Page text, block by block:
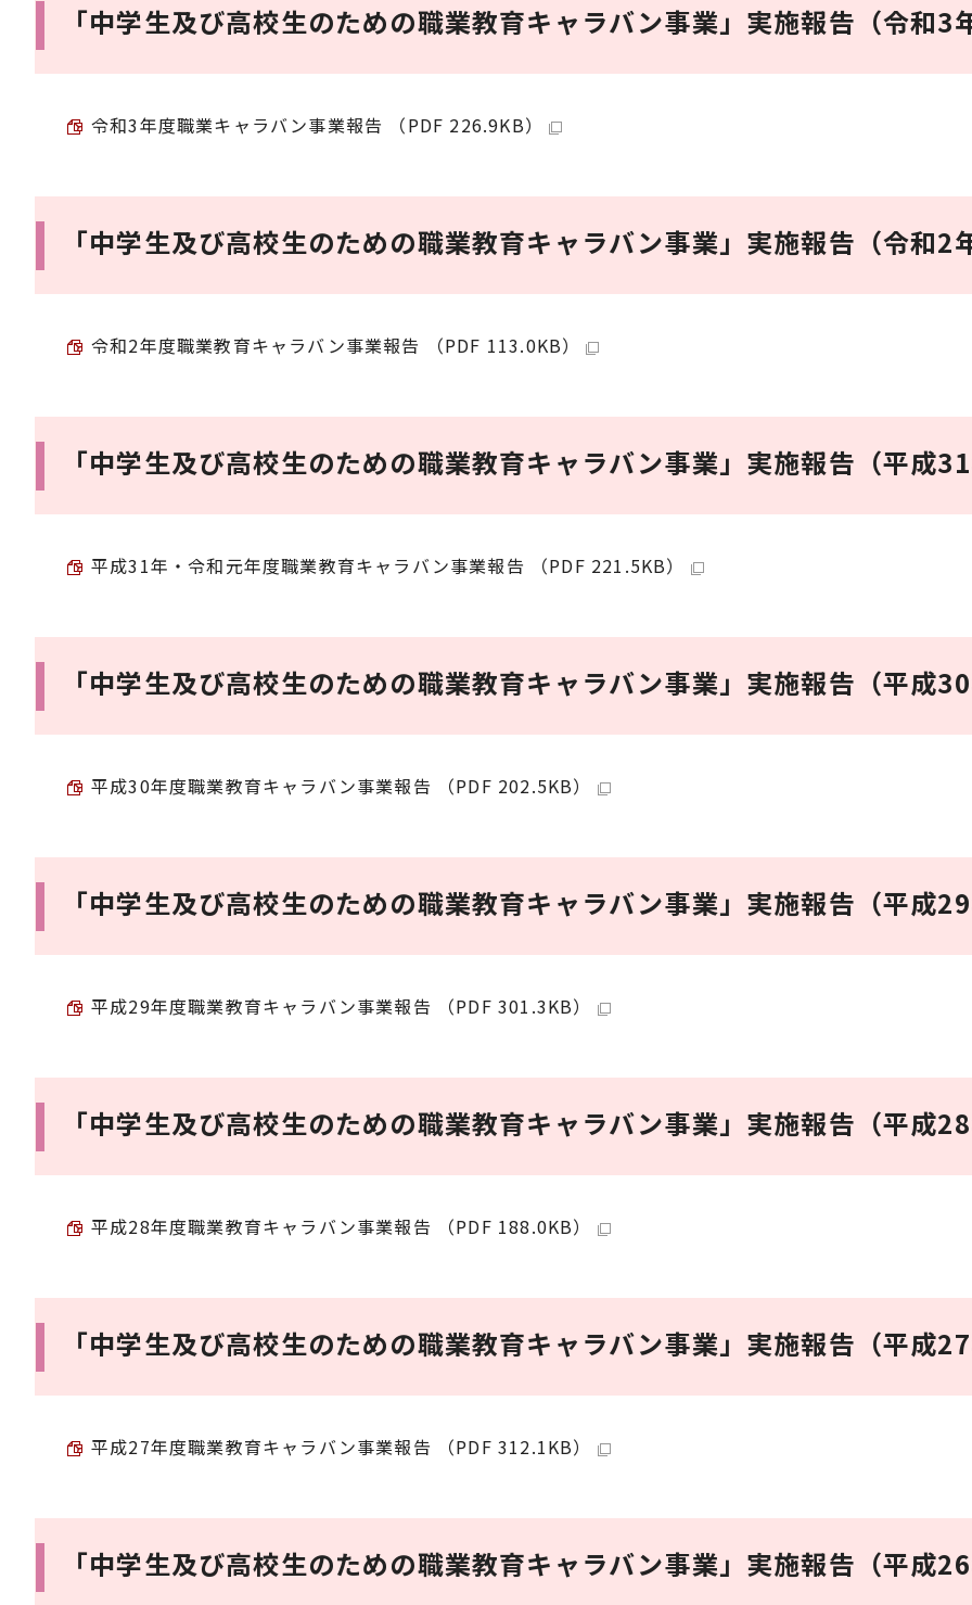
「中学生及び高校生のための職業教育キャラバン事業」実施報告（令和3
令和3年度職業キャラバン事業報告 （PDF 226.9KB）
「中学生及び高校生のための職業教育キャラバン事業」実施報告（令和2
令和2年度職業教育キャラバン事業報告 （PDF 113.0KB）
「中学生及び高校生のための職業教育キャラバン事業」実施報告（平成31
平成31年・令和元年度職業教育キャラバン事業報告 （PDF 221.5KB）
「中学生及び高校生のための職業教育キャラバン事業」実施報告（平成30
平成30年度職業教育キャラバン事業報告 （PDF 202.5KB）
「中学生及び高校生のための職業教育キャラバン事業」実施報告（平成29
平成29年度職業教育キャラバン事業報告 （PDF 301.3KB）
「中学生及び高校生のための職業教育キャラバン事業」実施報告（平成28
平成28年度職業教育キャラバン事業報告 （PDF 188.0KB）
「中学生及び高校生のための職業教育キャラバン事業」実施報告（平成27
平成27年度職業教育キャラバン事業報告 （PDF 312.1KB）
「中学生及び高校生のための職業教育キャラバン事業」実施報告（平成26